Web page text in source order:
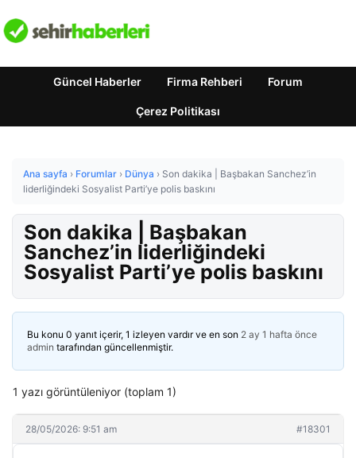
Güncel Haberler Firma Rehberi Forum
Çerez Politikası
Ana sayfa › Forumlar › Dünya › Son dakika | Başbakan Sanchez’in
liderliğindeki Sosyalist Parti’ye polis baskını
Son dakika | Başbakan
Sanchez’in liderliğindeki
Sosyalist Parti’ye polis baskını
Bu konu 0 yanıt içerir, 1 izleyen vardır ve en son 2 ay 1 hafta önce
admin tarafından güncellenmiştir.
1 yazı görüntüleniyor (toplam 1)
28/05/2026: 9:51 am #18301